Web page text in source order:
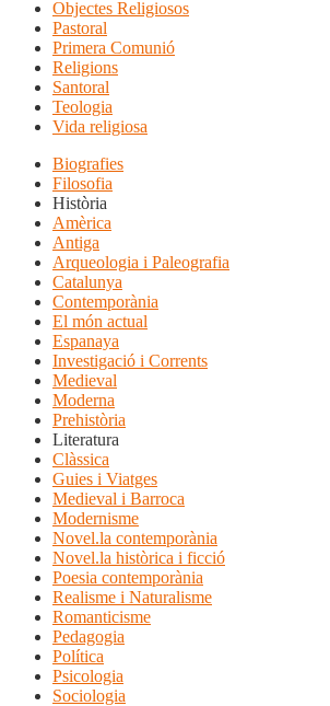
Objectes Religiosos
Pastoral
Primera Comunió
Religions
Santoral
Teologia
Vida religiosa
Biografies
Filosofia
Història
Amèrica
Antiga
Arqueologia i Paleografia
Catalunya
Contemporània
El món actual
Espanaya
Investigació i Corrents
Medieval
Moderna
Prehistòria
Literatura
Clàssica
Guies i Viatges
Medieval i Barroca
Modernisme
Novel.la contemporània
Novel.la històrica i ficció
Poesia contemporània
Realisme i Naturalisme
Romanticisme
Pedagogia
Política
Psicologia
Sociologia